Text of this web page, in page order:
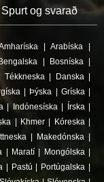
Spurt og svarað
| Arabíska |
| Bosníska |
Tékkneska | Danska |
| Þýska | Gríska |
| Indónesíska | Írska |
| Khmer| Kóreska |
| Makedónska |
| Maratí| Mongólska |
| Pastú | Portúgalska |